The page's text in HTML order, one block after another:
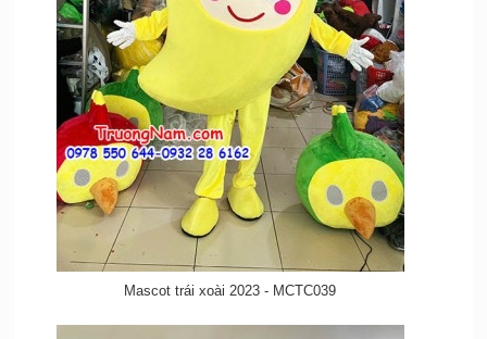
Mascot trái xoài 2023 - MCTC039